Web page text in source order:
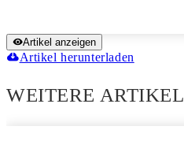
Artikel anzeigen
Artikel herunterladen
WEITERE ARTIKEL